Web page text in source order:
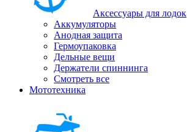
Аксессуары для лодок
Аккумуляторы
Анодная защита
Гермоупаковка
Дельные вещи
Держатели спиннинга
Смотреть все
Мототехника